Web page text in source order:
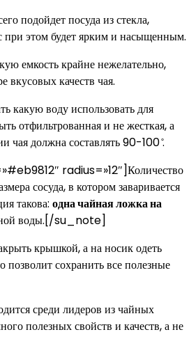
подойдет посуда из стекла,
при этом будет ярким и насыщенным.
емкость крайне нежелательно,
вкусовых качеств чая.
какую воду использовать для
отфильтрованная и не жесткая, а
чая должна составлять 90-100 ̊.
radius=»12″]Количество
сосуда, в котором заваривается
такова: одна чайная ложка на
воды.[/su_note]
крышкой, а на носик одеть
сохранить все полезные
среди лидеров из чайных
полезных свойств и качеств, а не